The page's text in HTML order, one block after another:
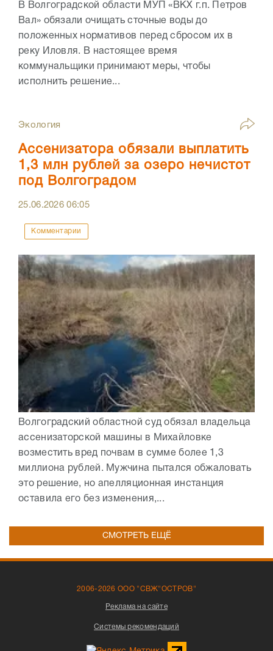
В Волгоградской области МУП «ВКХ г.п. Петров
Вал» обязали очищать сточные воды до
положенных нормативов перед сбросом их в
реку Иловля. В настоящее время
коммунальщики принимают меры, чтобы
исполнить решение...
Экология
Ассенизатора обязали выплатить
1,3 млн рублей за озеро нечистот
под Волгоградом
25.06.202606:05
Комментарии
Волгоградский областной суд обязал владельца
ассенизаторской машины в Михайловке
возместить вред почвам в сумме более 1,3
миллиона рублей. Мужчина пытался обжаловать
это решение, но апелляционная инстанция
оставила его без изменения,...
СМОТРЕТЬ ЕЩЁ
2006-2026 ООО "СВЖ"ОСТРОВ"
Реклама на сайте
Системы рекомендаций